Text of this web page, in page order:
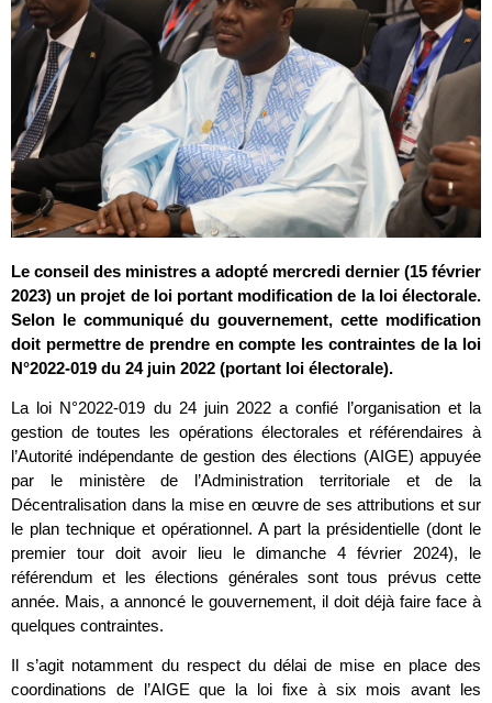
Le conseil des ministres a adopté mercredi dernier (15 février
2023) un projet de loi portant modification de la loi électorale.
Selon le communiqué du gouvernement, cette modification
doit permettre de prendre en compte les contraintes de la loi
N°2022-019 du 24 juin 2022 (portant loi électorale).
La loi N°2022-019 du 24 juin 2022 a confié l’organisation et la
gestion de toutes les opérations électorales et référendaires à
l’Autorité indépendante de gestion des élections (AIGE) appuyée
par le ministère de l’Administration territoriale et de la
Décentralisation dans la mise en œuvre de ses attributions et sur
le plan technique et opérationnel. A part la présidentielle (dont le
premier tour doit avoir lieu le dimanche 4 février 2024), le
référendum et les élections générales sont tous prévus cette
année. Mais, a annoncé le gouvernement, il doit déjà faire face à
quelques contraintes.
Il s’agit notamment du respect du délai de mise en place des
coordinations de l’AIGE que la loi fixe à six mois avant les